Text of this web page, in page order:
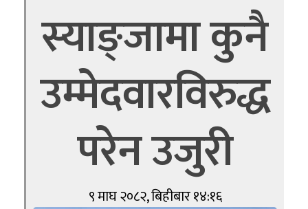
स्याङ्जामा कुनै
उम्मेदवारविरुद्ध
परेन उजुरी
९ माघ २०८२, बिहीबार १४:१६